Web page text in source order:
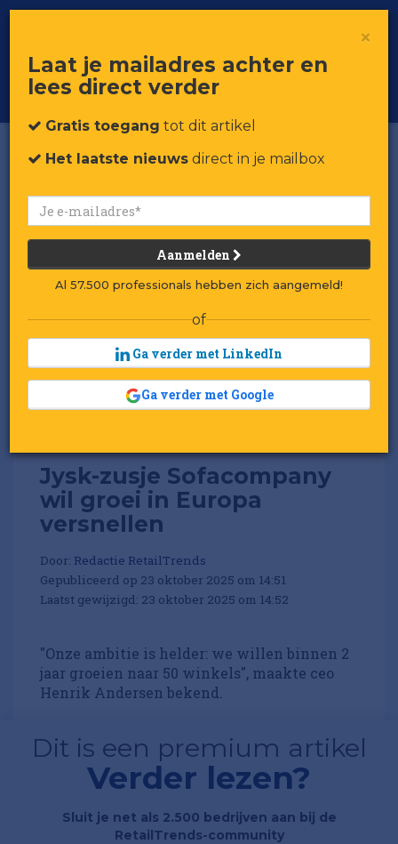
Voor professionals in retail & brands
Toggle
Jysk-zusje Sofacompany
wil groei in Europa
versnellen
Door: Redactie RetailTrends
Gepubliceerd op 23 oktober 2025 om 14:51
Laatst gewijzigd: 23 oktober 2025 om 14:52
"Onze ambitie is helder: we willen binnen 2
jaar groeien naar 50 winkels", maakte ceo
Henrik Andersen bekend.
Dit is een premium artikel
Verder lezen?
Sluit je net als 2.500 bedrijven aan bij de
RetailTrends-community
×
Laat je mailadres achter en
lees direct verder
Gratis toegang tot dit artikel
Het laatste nieuws direct in je mailbox
Aanmelden
Al 57.500 professionals hebben zich aangemeld!
of
Ga verder met LinkedIn
Ga verder met Google